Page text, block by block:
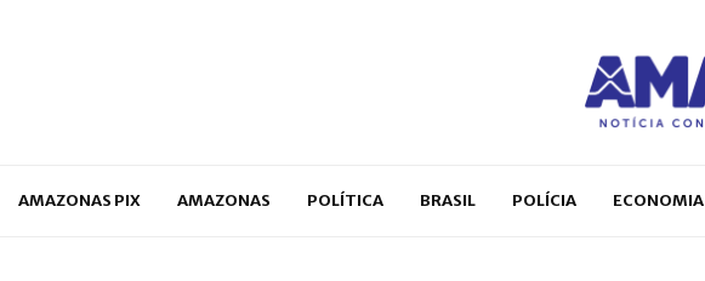
AMAZONAS PIX AMAZONAS POLÍTICA BRASIL POLÍCIA ECONOMIA